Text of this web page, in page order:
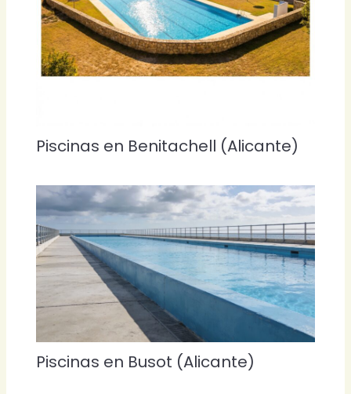
Piscinas en Benitachell (Alicante)
Piscinas en Busot (Alicante)